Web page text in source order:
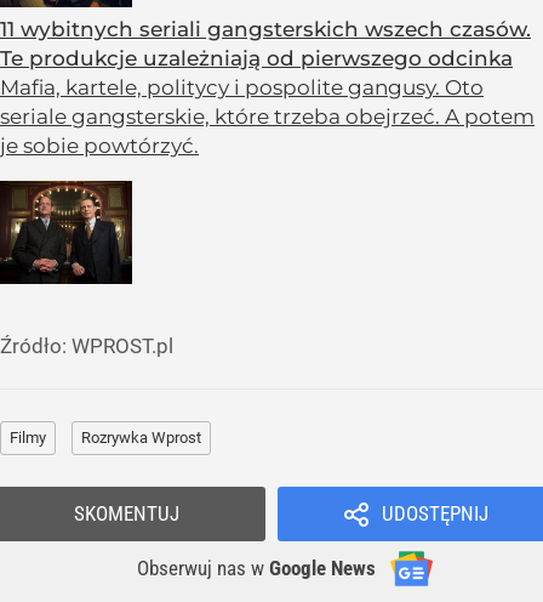
11 wybitnych seriali gangsterskich wszech czasów.
Te produkcje uzależniają od pierwszego odcinka
Mafia, kartele, politycy i pospolite gangusy. Oto
seriale gangsterskie, które trzeba obejrzeć. A potem
je sobie powtórzyć.
Źródło: WPROST.pl
Filmy Rozrywka Wprost
UDOSTĘPNIJ
Obserwuj nas w Google News
SKOMENTUJ